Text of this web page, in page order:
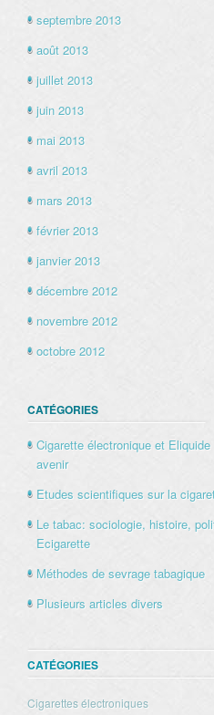
septembre 2013
août 2013
juillet 2013
juin 2013
mai 2013
avril 2013
mars 2013
février 2013
janvier 2013
décembre 2012
novembre 2012
octobre 2012
CATÉGORIES
Cigarette électronique et
avenir
Etudes scientifiques sur la
Le tabac: sociologie, histoire,
Ecigarette
Méthodes de sevrage tabagique
Plusieurs articles divers
CATÉGORIES
Cigarettes électroniques